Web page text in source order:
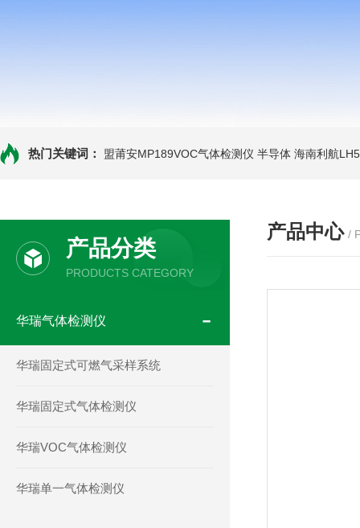
热门关键词： 盟莆安MP189VOC气体检测仪 半导体 海南利航
产品分类
PRODUCTS CATEGORY
华瑞气体检测仪
华瑞固定式可燃气采样系统
华瑞固定式气体检测仪
华瑞VOC气体检测仪
华瑞单一气体检测仪
产品中心 /